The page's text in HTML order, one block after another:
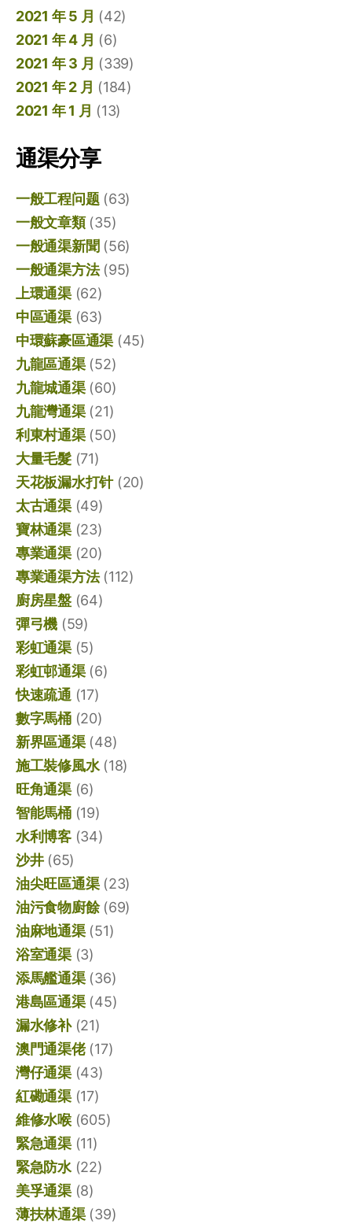
2021 年 5 月 (42)
2021 年 4 月 (6)
2021 年 3 月 (339)
2021 年 2 月 (184)
2021 年 1 月 (13)
通渠分享
一般工程问题(63)
一般文章類(35)
一般通渠新聞 (56)
一般通渠方法(95)
上環通渠(62)
中區通渠(63)
中環蘇豪區通渠 (45)
九龍區通渠(52)
九龍城通渠(60)
九龍灣通渠(21)
利東村通渠(50)
大量毛髮(71)
天花板漏水打针(20)
太古通渠(49)
寶林通渠(23)
專業通渠(20)
專業通渠方法(112)
廚房星盤(64)
彈弓機 (59)
彩虹通渠(5)
彩虹邨通渠(6)
快速疏通(17)
數字馬桶(20)
新界區通渠(48)
施工裝修風水(18)
旺角通渠(6)
智能馬桶(19)
水利博客(34)
沙井(65)
油尖旺區通渠(23)
油污食物廚餘(69)
油麻地通渠(51)
浴室通渠(3)
添馬艦通渠(36)
港島區通渠(45)
漏水修补(21)
澳門通渠佬(17)
灣仔通渠(43)
紅磡通渠(17)
維修水喉(605)
緊急通渠(11)
緊急防水(22)
美孚通渠(8)
薄扶林通渠(39)